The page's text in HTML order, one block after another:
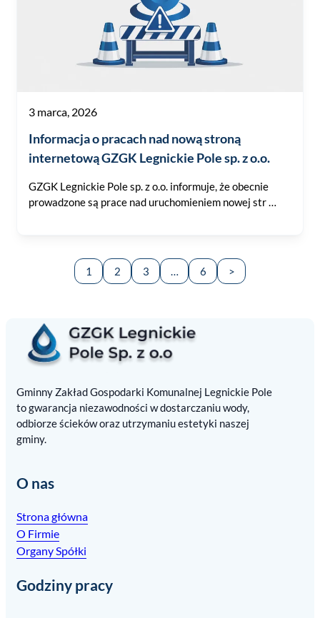
3 marca, 2026
Informacja o pracach nad nową stroną
internetową GZGK Legnickie Pole sp. z o.o.
GZGK Legnickie Pole sp. z o.o. informuje, że obecnie
prowadzone są prace nad uruchomieniem nowej str …
1 2 3 … 6 >
Gminny Zakład Gospodarki Komunalnej Legnickie Pole
to gwarancja niezawodności w dostarczaniu wody,
odbiorze ścieków oraz utrzymaniu estetyki naszej
gminy.
O nas
Strona główna
O Firmie
Organy Spółki
Godziny pracy